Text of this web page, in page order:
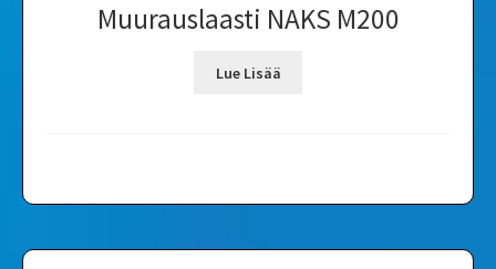
Muurauslaasti NAKS M200
Lue Lisää